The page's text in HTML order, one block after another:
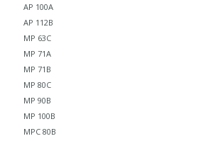
AP 100A
AP 112B
MP 63C
MP 71A
MP 71B
MP 80C
MP 90B
MP 100B
MPC 80B